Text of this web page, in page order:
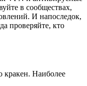
в сообществах,
И напоследок,
проверяйте, кто
кракен. Наиболее